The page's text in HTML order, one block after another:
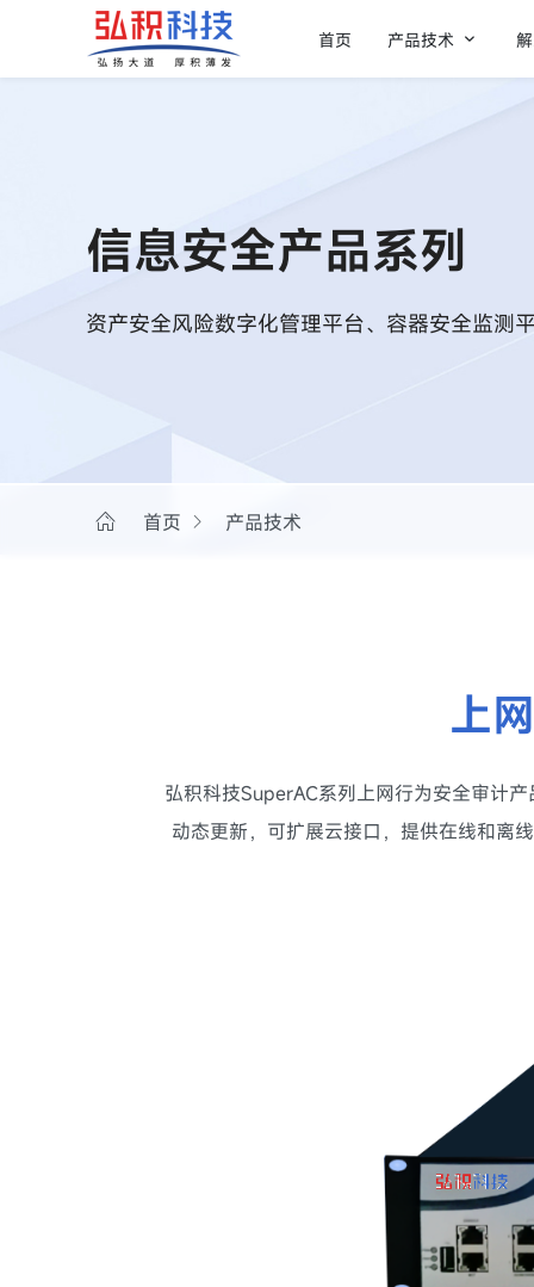
首页 产品技术 
信息安全产品系列
资产安全风险数字化管理平台、容器安全监测
 首页  产品技术
上
弘积科技SuperAC系列上网行为安全审计
动态更新，可扩展云接口，提供在线和离